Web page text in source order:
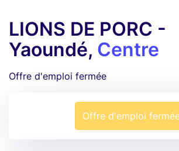
LIONS DE PORC -
Yaoundé, Centre
Offre d'emploi fermée
Offre d'emploi